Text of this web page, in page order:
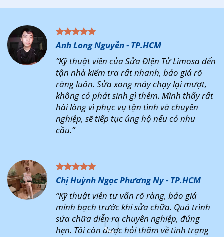
Anh Long Nguyễn - TP.HCM
“Kỹ thuật viên của Sửa ĐIện Tử Limosa đến
tận nhà kiểm tra rất nhanh, báo giá rõ
ràng luôn. Sửa xong máy chạy lại mượt,
không có phát sinh gì thêm. Mình thấy rất
hài lòng vì phục vụ tận tình và chuyên
nghiệp, sẽ tiếp tục ủng hộ nếu có nhu
cầu.”
Chị Huỳnh Ngọc Phương Ny - TP.HCM
“Kỹ thuật viên tư vấn rõ ràng, báo giá
minh bạch trước khi sửa chữa. Quá trình
sửa chữa diễn ra chuyên nghiệp, đúng
hẹn. Tôi còn được hỏi thăm về tình trạng